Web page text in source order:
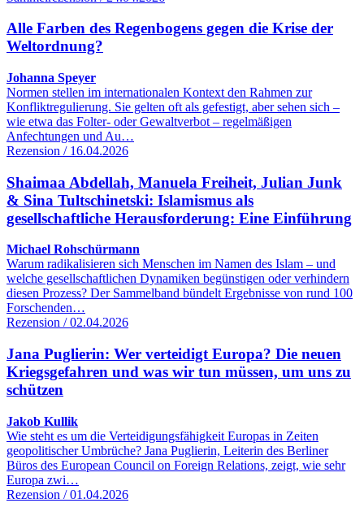
Alle Farben des Regenbogens gegen die Krise der
Weltordnung?
Johanna Speyer
Normen stellen im internationalen Kontext den Rahmen zur
Konfliktregulierung. Sie gelten oft als gefestigt, aber sehen sich –
wie etwa das Folter- oder Gewaltverbot – regelmäßigen
Anfechtungen und Au…
Rezension / 16.04.2026
Shaimaa Abdellah, Manuela Freiheit, Julian Junk
& Sina Tultschinetski: Islamismus als
gesellschaftliche Herausforderung: Eine Einführung
Michael Rohschürmann
Warum radikalisieren sich Menschen im Namen des Islam – und
welche gesellschaftlichen Dynamiken begünstigen oder verhindern
diesen Prozess? Der Sammelband bündelt Ergebnisse von rund 100
Forschenden…
Rezension / 02.04.2026
Jana Puglierin: Wer verteidigt Europa? Die neuen
Kriegsgefahren und was wir tun müssen, um uns zu
schützen
Jakob Kullik
Wie steht es um die Verteidigungsfähigkeit Europas in Zeiten
geopolitischer Umbrüche? Jana Puglierin, Leiterin des Berliner
Büros des European Council on Foreign Relations, zeigt, wie sehr
Europa zwi…
Rezension / 01.04.2026